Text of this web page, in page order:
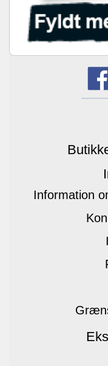
Information